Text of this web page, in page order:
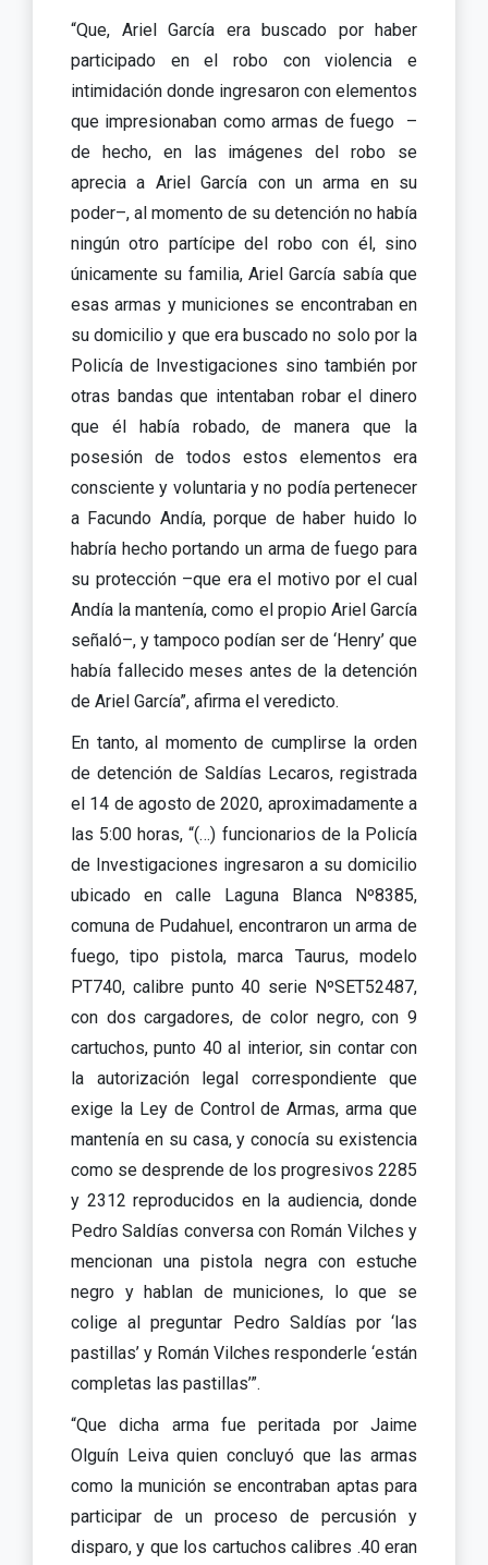
“Que, Ariel García era buscado por haber
participado en el robo con violencia e
intimidación donde ingresaron con elementos
que impresionaban como armas de fuego –
de hecho, en las imágenes del robo se
aprecia a Ariel García con un arma en su
poder–, al momento de su detención no había
ningún otro partícipe del robo con él, sino
únicamente su familia, Ariel García sabía que
esas armas y municiones se encontraban en
su domicilio y que era buscado no solo por la
Policía de Investigaciones sino también por
otras bandas que intentaban robar el dinero
que él había robado, de manera que la
posesión de todos estos elementos era
consciente y voluntaria y no podía pertenecer
a Facundo Andía, porque de haber huido lo
habría hecho portando un arma de fuego para
su protección –que era el motivo por el cual
Andía la mantenía, como el propio Ariel García
señaló–, y tampoco podían ser de ‘Henry’ que
había fallecido meses antes de la detención
de Ariel García”, afirma el veredicto.
En tanto, al momento de cumplirse la orden
de detención de Saldías Lecaros, registrada
el 14 de agosto de 2020, aproximadamente a
las 5:00 horas, “(…) funcionarios de la Policía
de Investigaciones ingresaron a su domicilio
ubicado en calle Laguna Blanca Nº8385,
comuna de Pudahuel, encontraron un arma de
fuego, tipo pistola, marca Taurus, modelo
PT740, calibre punto 40 serie NºSET52487,
con dos cargadores, de color negro, con 9
cartuchos, punto 40 al interior, sin contar con
la autorización legal correspondiente que
exige la Ley de Control de Armas, arma que
mantenía en su casa, y conocía su existencia
como se desprende de los progresivos 2285
y 2312 reproducidos en la audiencia, donde
Pedro Saldías conversa con Román Vilches y
mencionan una pistola negra con estuche
negro y hablan de municiones, lo que se
colige al preguntar Pedro Saldías por ‘las
pastillas’ y Román Vilches responderle ‘están
completas las pastillas’”.
“Que dicha arma fue peritada por Jaime
Olguín Leiva quien concluyó que las armas
como la munición se encontraban aptas para
participar de un proceso de percusión y
disparo, y que los cartuchos calibres .40 eran